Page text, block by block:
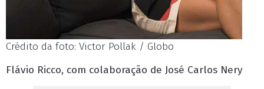
Crédito da foto: Victor Pollak / Globo
Flávio Ricco, com colaboração de José Carlos Nery